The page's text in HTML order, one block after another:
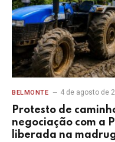
BELMONTE 4 de agosto de
Protesto de
negociação com a
liberada na